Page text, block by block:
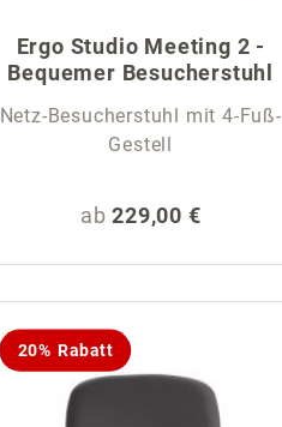
Ergo Studio Meeting 2 -
Bequemer Besucherstuhl
Netz-Besucherstuhl mit 4-Fuß-
Gestell
Regulärer Preis:
ab229,00 €
20% Rabatt